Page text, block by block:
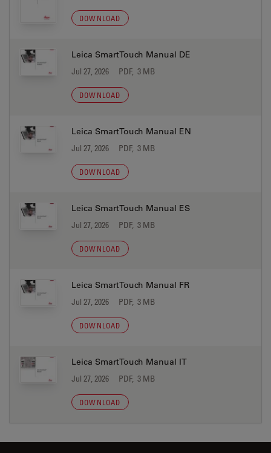
DOWNLOAD
Leica SmartTouch Manual DE
Jul 27, 2026 PDF, 3 MB
DOWNLOAD
Leica SmartTouch Manual EN
Jul 27, 2026 PDF, 3 MB
DOWNLOAD
Leica SmartTouch Manual ES
Jul 27, 2026 PDF, 3 MB
DOWNLOAD
Leica SmartTouch Manual FR
Jul 27, 2026 PDF, 3 MB
DOWNLOAD
Leica SmartTouch Manual IT
Jul 27, 2026 PDF, 3 MB
DOWNLOAD